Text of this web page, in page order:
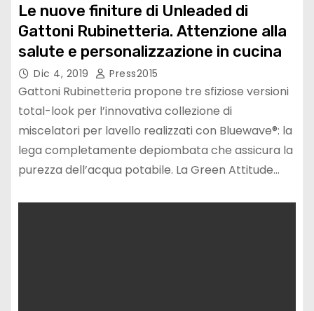
Le nuove finiture di Unleaded di
Gattoni Rubinetteria. Attenzione alla
salute e personalizzazione in cucina
Dic 4, 2019 Press2015
Gattoni Rubinetteria propone tre sfiziose versioni
total-look per l’innovativa collezione di
miscelatori per lavello realizzati con Bluewave®: la
lega completamente depiombata che assicura la
purezza dell’acqua potabile. La Green Attitude…